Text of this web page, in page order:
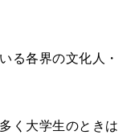
る各界の文化人・
く大学生のときは